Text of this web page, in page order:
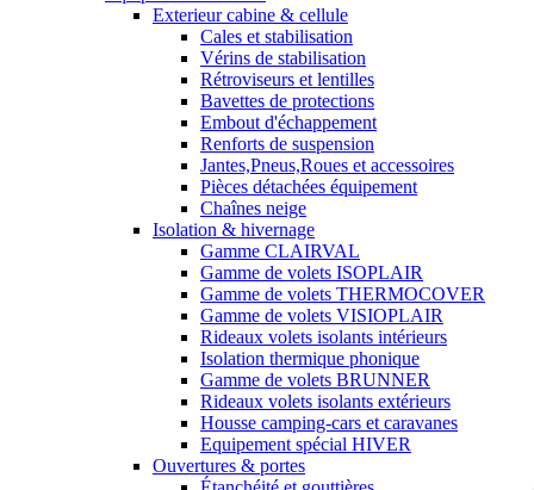
Exterieur cabine & cellule
Cales et stabilisation
Vérins de stabilisation
Rétroviseurs et lentilles
Bavettes de protections
Embout d'échappement
Renforts de suspension
Jantes,Pneus,Roues et accessoires
Pièces détachées équipement
Chaînes neige
Isolation & hivernage
Gamme CLAIRVAL
Gamme de volets ISOPLAIR
Gamme de volets THERMOCOVER
Gamme de volets VISIOPLAIR
Rideaux volets isolants intérieurs
Isolation thermique phonique
Gamme de volets BRUNNER
Rideaux volets isolants extérieurs
Housse camping-cars et caravanes
Equipement spécial HIVER
Ouvertures & portes